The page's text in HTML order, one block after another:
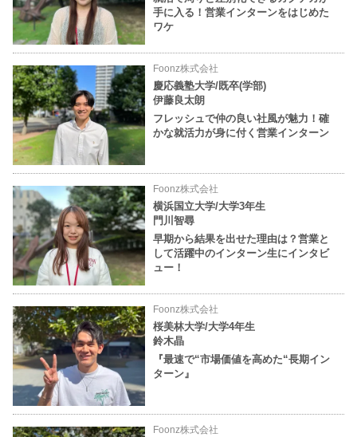
手に入る！営業インターンをはじめた
ワケ
Foonz株式会社
慶応義塾大学/既卒(学部)
伊藤良太朗
フレッシュで仲の良い社風が魅力！確
かな就活力が身に付く営業インターン
Foonz株式会社
横浜国立大学/大学3年生
門川智尋
早期から結果を出せた理由は？営業と
して活躍中のインターン生にインタビ
ュー！
Foonz株式会社
桜美林大学/大学4年生
鈴木晶
『最速で“市場価値を高めた“長期イン
ターン』
Foonz株式会社